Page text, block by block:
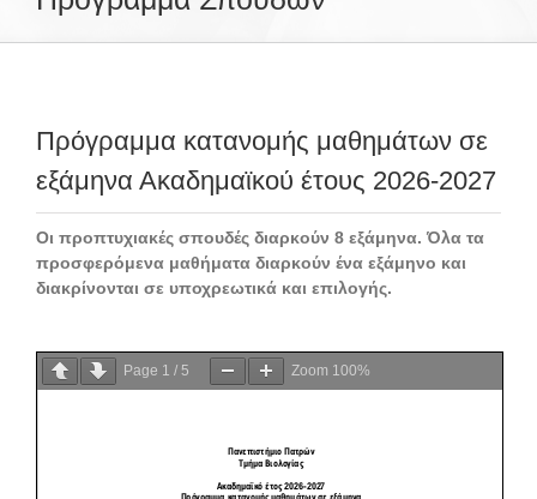
Μουσεία
Προπτυχιακές Σπουδές
Προσωπικό
Πρόγραμμα κατανομής μαθημάτων σε
εξάμηνα Ακαδημαϊκού έτους 2026-2027
Οι προπτυχιακές σπουδές διαρκούν 8 εξάμηνα. Όλα τα
προσφερόμενα μαθήματα διαρκούν ένα εξάμηνο και
διακρίνονται σε υποχρεωτικά και επιλογής.
Page 1 / 5 Zoom 100%